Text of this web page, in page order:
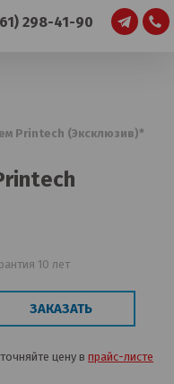
298-41-90
Printech (Эксклюзив)*
10 лет
ЗАКАЗАТЬ
цену в прайс-листе